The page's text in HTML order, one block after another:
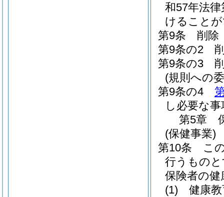
和57年法律
けること
第9条
削除
第9条の2
第9条の3
(規則への
第9条の4
し必要な
第5章
(保健事業)
第10条
こ
行うもの
保険者の
(1)
健康